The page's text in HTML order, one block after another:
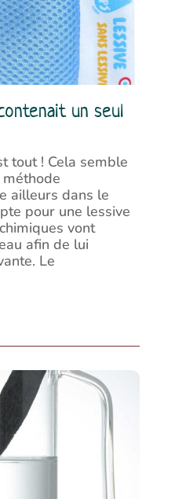
un seul
tout ! Cela semble
méthode
ailleurs dans le
pour une lessive
vont
afin de lui
Le